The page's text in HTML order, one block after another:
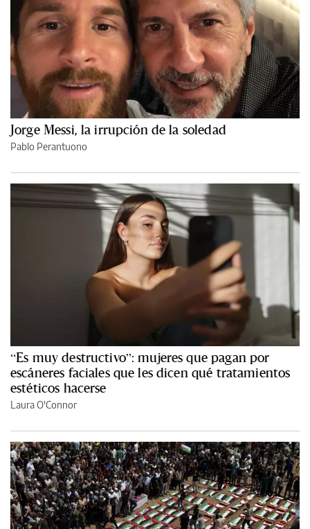
Jorge Messi, la irrupción de la soledad
Pablo Perantuono
“Es muy destructivo”: mujeres que pagan por
escáneres faciales que les dicen qué tratamientos
estéticos hacerse
Laura O'Connor